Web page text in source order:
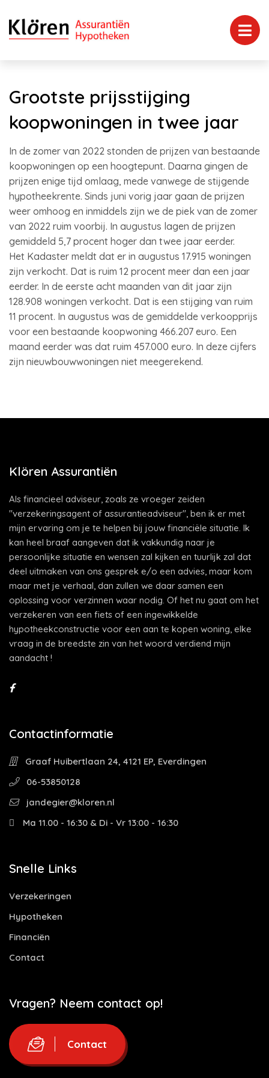
Grootste prijsstijging
koopwoningen in twee jaar
In de zomer van 2022 stonden de prijzen van bestaande
koopwoningen op een hoogtepunt. Daarna gingen de
prijzen enige tijd omlaag, mede vanwege de stijgende
hypotheekrente. Sinds juni vorig jaar gaan de prijzen
weer omhoog en inmiddels zijn we de piek van de zomer
van 2022 ruim voorbij. In augustus lagen de prijzen
gemiddeld 5,7 procent hoger dan twee jaar eerder.
Het Kadaster meldt dat er in augustus 17.915 woningen
zijn verkocht. Dat is ruim 12 procent meer dan een jaar
eerder. In de eerste acht maanden van dit jaar zijn
128.908 woningen verkocht. Dat is een stijging van ruim
11 procent. In augustus was de gemiddelde verkoopprijs
voor een bestaande koopwoning 466.207 euro. Een
maand eerder was dat ruim 457.000 euro. In deze cijfers
zijn nieuwbouwwoningen niet meegerekend.
Klören Assurantiën
Als financieel adviseur, zoals ze vroeger zeiden
"verzekeringsagent of assurantieadviseur", ben ik er met
mijn ervaring om je te helpen bij jouw financiële situatie. Ik
kan heel braaf aangeven dat ik vakkundig naar je
persoonlijke situatie en wensen zal kijken en tuurlijk zal dat
deel uitmaken van ons gesprek e/o een advies, maar kom
maar met je verhaal, dan zullen we daar samen een
oplossing voor verzinnen waar nodig. Of het nu gaat om het
verzekeren van een fiets of een ingewikkelde
hypotheekconstructie voor een aan te kopen woning, elke
vraag in de breedste zin van het woord verdiend mijn
aandacht !
Contactinformatie
Graaf Huibertlaan 24, 4121 EP, Everdingen
06-53850128
jandegier@kloren.nl
Ma 11.00 - 16:30 & Di - Vr 13:00 - 16:30
Snelle Links
Verzekeringen
Hypotheken
Financiën
Contact
Vragen? Neem contact op!
Contact